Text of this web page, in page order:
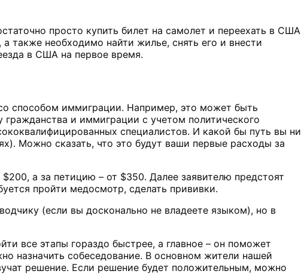
просто купить билет на самолет и переехать в США
также необходимо найти жилье, снять его и внести
в США на первое время.
способом иммиграции. Например, это может быть
и иммиграции с учетом политического
специалистов. И какой бы путь вы ни
Можно сказать, что это будут ваши первые расходы за
а за петицию – от $350. Далее заявителю предстоят
пройти медосмотр, сделать прививки.
(если вы досконально не владеете языком), но в
все этапы гораздо быстрее, а главное – он поможет
назначить собеседование. В основном жители нашей
решение. Если решение будет положительным, можно